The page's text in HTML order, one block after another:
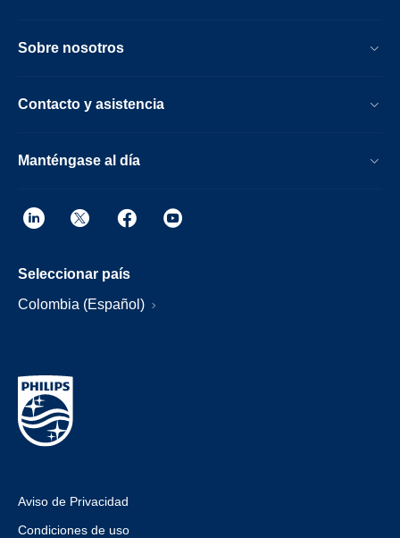
Sobre nosotros
Contacto y asistencia
Manténgase al día
Seleccionar país
Colombia (Español)
Aviso de Privacidad
Condiciones de uso